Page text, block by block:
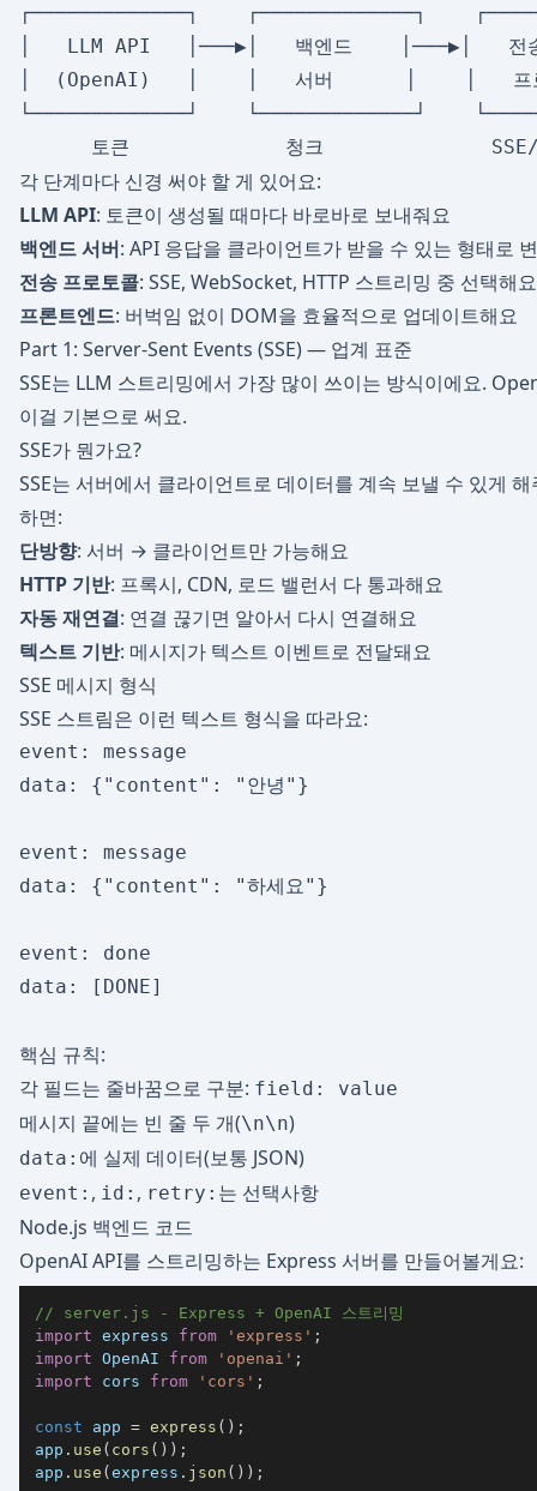
┌─────────────┐    ┌─────────────┐
│   LLM API   │───▶│   백엔드    │───▶│   전
│  (OpenAI)   │    │   서버      │    │   프
└─────────────┘    └─────────────┘
각 단계마다 신경 써야 할 게 있어요:
LLM API: 토큰이 생성될 때마다 바로바로 보내줘요
백엔드 서버: API 응답을 클라이언트가 받을 수 있는 형태로
전송 프로토콜: SSE, WebSocket, HTTP 스트리밍 중 선택해요
프론트엔드: 버벅임 없이 DOM을 효율적으로 업데이트해요
Part 1: Server-Sent Events (SSE) — 업계 표준
SSE는 LLM 스트리밍에서 가장 많이 쓰이는 방식이에요.
이걸 기본으로 써요.
SSE가 뭔가요?
SSE는 서버에서 클라이언트로 데이터를 계속 보낼 수 있게
하면:
단방향: 서버 → 클라이언트만 가능해요
HTTP 기반: 프록시, CDN, 로드 밸런서 다 통과해요
자동 재연결: 연결 끊기면 알아서 다시 연결해요
텍스트 기반: 메시지가 텍스트 이벤트로 전달돼요
SSE 메시지 형식
SSE 스트림은 이런 텍스트 형식을 따라요:
event: message
data: {"content": "안녕"}
event: message
data: {"content": "하세요"}
event: done
data: [DONE]
핵심 규칙:
각 필드는 줄바꿈으로 구분: field: value
메시지 끝에는 빈 줄 두 개(\n\n)
data: 에 실제 데이터(보통 JSON)
event: , id: , retry: 는 선택사항
Node.js 백엔드 코드
OpenAI API를 스트리밍하는 Express 서버를 만들어볼게요:
// server.js - Express + OpenAI 스트리밍
import express from 'express' ;
import OpenAI from 'openai' ;
import
cors from 'cors' ;
const app = express ( ) ;
app . use ( cors ( ) ) ;
app . use (express . json ( ) ) ;